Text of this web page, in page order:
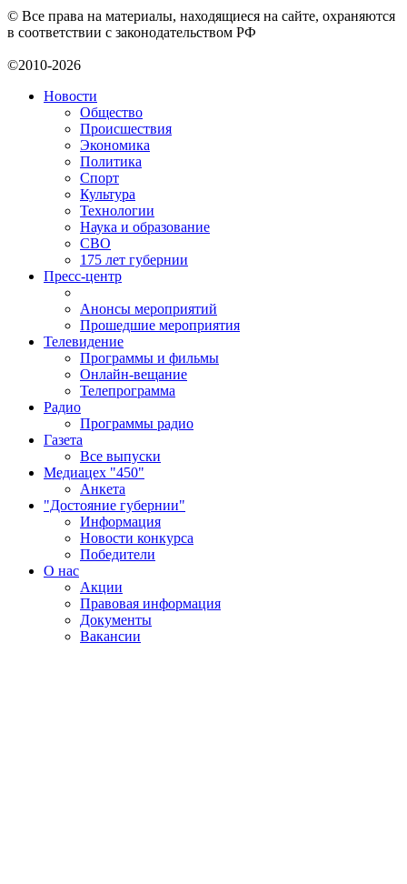
© Все права на материалы, находящиеся на сайте, охраняются
в соответствии с законодательством РФ
©2010-2026
Новости
Общество
Происшествия
Экономика
Политика
Спорт
Культура
Технологии
Наука и образование
СВО
175 лет губернии
Пресс-центр
Анонсы мероприятий
Прошедшие мероприятия
Телевидение
Программы и фильмы
Онлайн-вещание
Телепрограмма
Радио
Программы радио
Газета
Все выпуски
Медиацех "450"
Анкета
"Достояние губернии"
Информация
Новости конкурса
Победители
О нас
Акции
Правовая информация
Документы
Вакансии